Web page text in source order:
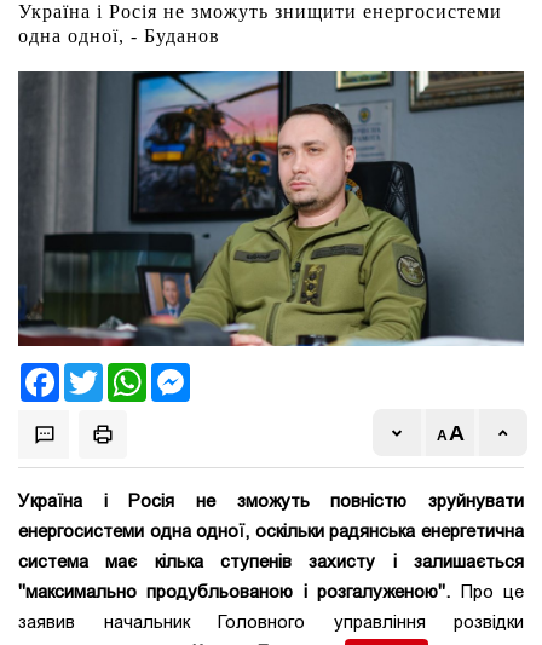
Україна і Росія не зможуть знищити енергосистеми
одна одної, - Буданов
FacebookTwitter WhatsApp
Україна і Росія не зможуть повністю зруйнувати
енергосистеми одна одної, оскільки радянська енергетична
система має кілька ступенів захисту і залишається
"максимально продубльованою і розгалуженою". Про це
заявив начальник Головного управління розвідки